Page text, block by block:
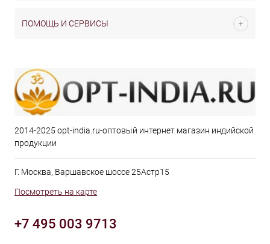
ПОМОЩЬ И СЕРВИСЫ
2014-2025 opt-india.ru-оптовый интернет магазин индийской
продукции
Г. Москва, Варшавское шоссе 25Астр15
Посмотреть на карте
+7 495 003 9713